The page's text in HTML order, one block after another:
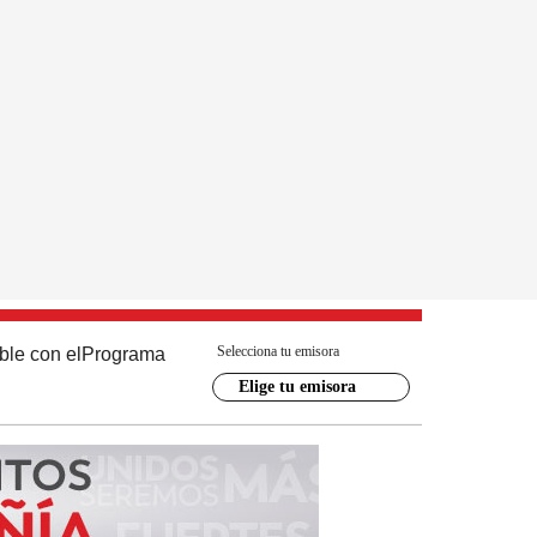
con el Programa Selecciona tu emisora
Elige tu emisora